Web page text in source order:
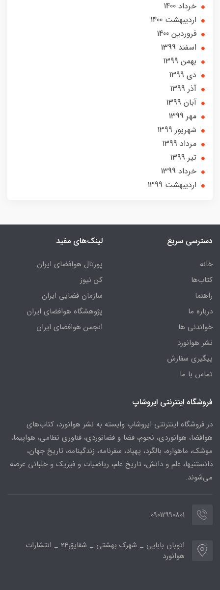
خرداد 1400
ارديبهشت 1400
فروردین 1400
اسفند 1399
بهمن 1399
دی 1399
آذر 1399
آبان 1399
مهر 1399
شهریور 1399
مرداد 1399
تير 1399
خرداد 1399
ارديبهشت 1399
دسترسی سریع
خانه
کتاب‌ها
راهنما
درباره ما
خواندنی ها
نشر هوانورد
پیگیری سفارش
تماس با ما
لینک‌های مفید
پورتال هوافضای ایران
کن نیوز
سازمان فضایی ایران
پژوهشگاه هوافضای ایران
انجمن هوافضای ایران
فروشگاه اینترنتی ایروشاپ
در فروشگاه اینترنتی ایروشاپ وابسته به نشر هوانورد، کتاب‌های
هوافضا، هوانوردی، نجوم، فضا و فضانوردی، فناوری نظامی، هواپیما،
موشک، ماهواره، بالگرد، پهپاد، سفرنامه، زندگینامه، تاریخ جهان،
دانستنیها، علم و دانش، تاریخ علم، ریاضیات و فیزیک و خلبانی عرضه
می‌شوند.
09012990801
اتوبان بابایی _ شهرک بهشتی _ شقایق24 _ انتشارات
هوانورد